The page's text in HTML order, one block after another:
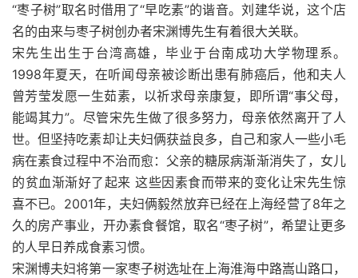
“枣子树”取名时借用了“早吃素”的谐音。刘建华说，这个店
名的由来与枣子树创办者宋渊博先生有着很大关联。
宋先生出生于台湾高雄，毕业于台南成功大学物理系。
1998年夏天，在听闻母亲被诊断出患有肺癌后，他和夫人
曾芳莹发愿一生茹素，以祈求母亲康复，即所谓“事父母，
能竭其力”。尽管宋先生做了很多努力，母亲依然离开了人
世。但坚持吃素却让夫妇俩获益良多，自己和家人一些小毛
病在素食过程中不治而愈：父亲的糖尿病渐渐消失了，女儿
的贫血渐渐好了起来 这些因素食而带来的变化让宋先生惊
喜不已。2001年，夫妇俩毅然放弃已经在上海经营了8年之
久的房产事业，开办素食餐馆，取名“枣子树”，希望让更多
的人早日养成食素习惯。
宋渊博夫妇将第一家枣子树选址在上海淮海中路嵩山路口，